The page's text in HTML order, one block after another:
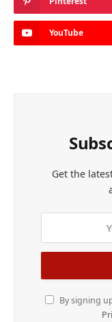
YouTube
Get the
By signing